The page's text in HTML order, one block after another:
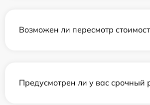
Возможен ли пересмотр
Предусмотрен ли у вас срочный